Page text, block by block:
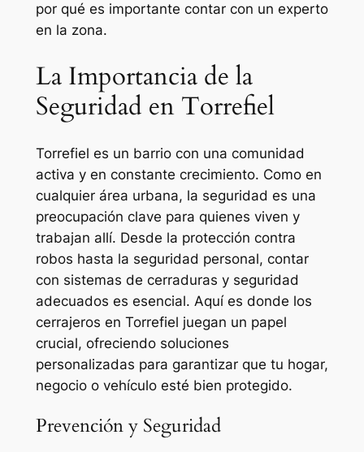
por qué es importante contar con un experto
en la zona.
La Importancia de la
Seguridad en Torrefiel
Torrefiel es un barrio con una comunidad
activa y en constante crecimiento. Como en
cualquier área urbana, la seguridad es una
preocupación clave para quienes viven y
trabajan allí. Desde la protección contra
robos hasta la seguridad personal, contar
con sistemas de cerraduras y seguridad
adecuados es esencial. Aquí es donde los
cerrajeros en Torrefiel juegan un papel
crucial, ofreciendo soluciones
personalizadas para garantizar que tu hogar,
negocio o vehículo esté bien protegido.
Prevención y Seguridad